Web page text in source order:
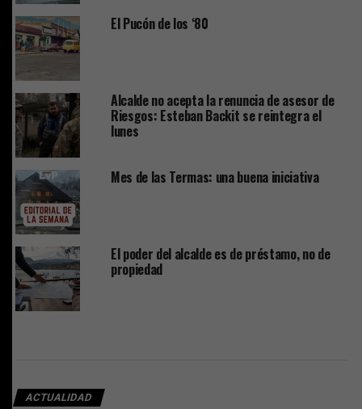
El Pucón de los ‘80
Alcalde no acepta la renuncia de asesor de
Riesgos: Esteban Backit se reintegra el
lunes
Mes de las Termas: una buena iniciativa
El poder del alcalde es de préstamo, no de
propiedad
ACTUALIDAD